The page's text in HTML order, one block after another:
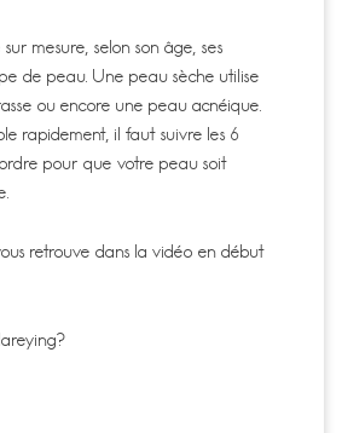
mesure, selon son âge, ses
de peau. Une peau sèche utilise
ou encore une peau acnéique.
rapidement, il faut suivre les 6
pour que votre peau soit
retrouve dans la vidéo en début